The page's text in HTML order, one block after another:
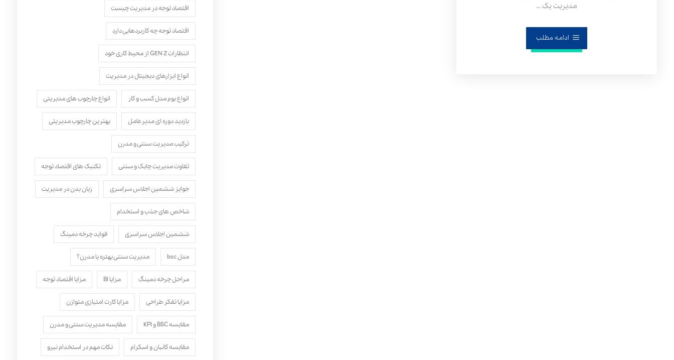
مدیریت یک ...
ادامه مطلب
اقتصاد توجه در مدیریت چیست
اقتصاد توجه چه کاربردهایی دارد
انتظارات GEN Z از محیط کاری خود
انواع ابزارهای دیجیتال در مدیریت
انواع بوم مدل کسب‌ و کار انواع چارچوب های مدیریتی
بازدید دوره ای مدیرعامل بهترین چارچوب مدیریتی
ترکیب مدیریت سنتی و مدرن
تفاوت مدیریت چابک و سنتی تکنیک های اقتصاد توجه
جوایز ششمین اجلاس سراسری زبان بدن در مدیریت
شاخص های جذب و استخدام
ششمین اجلاس سراسری فواید چرخه دمینگ
مدل bsc مدیریت سنتی بهتره یا مدرن؟
مراحل چرخه دمینگ مزایا BI مزایا اقتصاد توجه
مزایا تفکر طراحی مزایا کارت امتیازی متوازن
مقایسه BSC و KPI مقایسه مدیریت سنتی و مدرن
مقایسه کانبان و اسکرام نکات مهم در استخدام نیرو